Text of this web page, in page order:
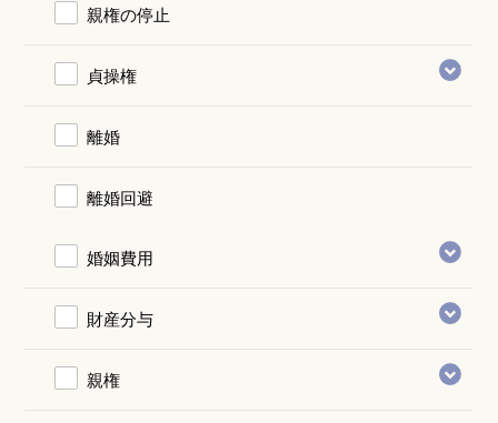
親権の停止
貞操権
離婚
離婚回避
婚姻費用
財産分与
親権